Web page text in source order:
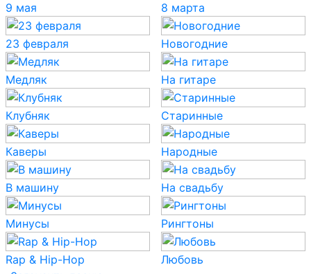
9 мая 8 марта
23 февраля Новогодние
Медляк На гитаре
Клубняк Старинные
Каверы Народные
В машину На свадьбу
Минусы Рингтоны
Rap & Hip-Hop
Любовь